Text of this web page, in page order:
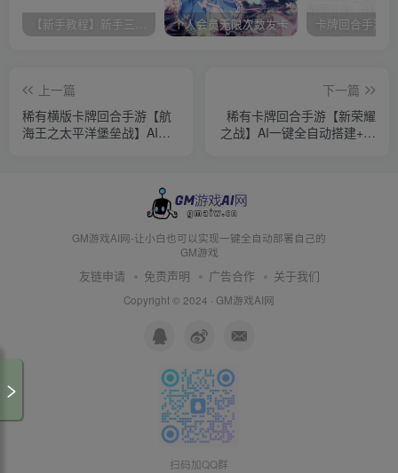
【新手教程】新手三分钟入门AI全自动搭建 个人会员无限次数发卡
上一篇
稀有横版卡牌回合手游【航
海王之太平洋堡垒战】AI一
双端+GM授权后台+加解密
工具+全套表+详细搭建教程
下一篇
稀有卡牌回合手游【新荣耀
之战】AI一键全自动搭建+最
GM游戏AI网-让小白也可以实现一键全自动部署自己的
GM游戏
友链申请 免责声明 广告合作 关于我们
Copyright © 2024 · GM游戏AI网
扫码加QQ群